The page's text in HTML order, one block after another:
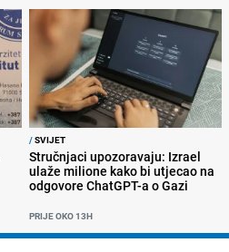
/SVIJET
Stručnjaci upozoravaju: Izrael
ulaže milione kako bi utjecao na
odgovore ChatGPT-a o Gazi
PRIJE OKO 13H